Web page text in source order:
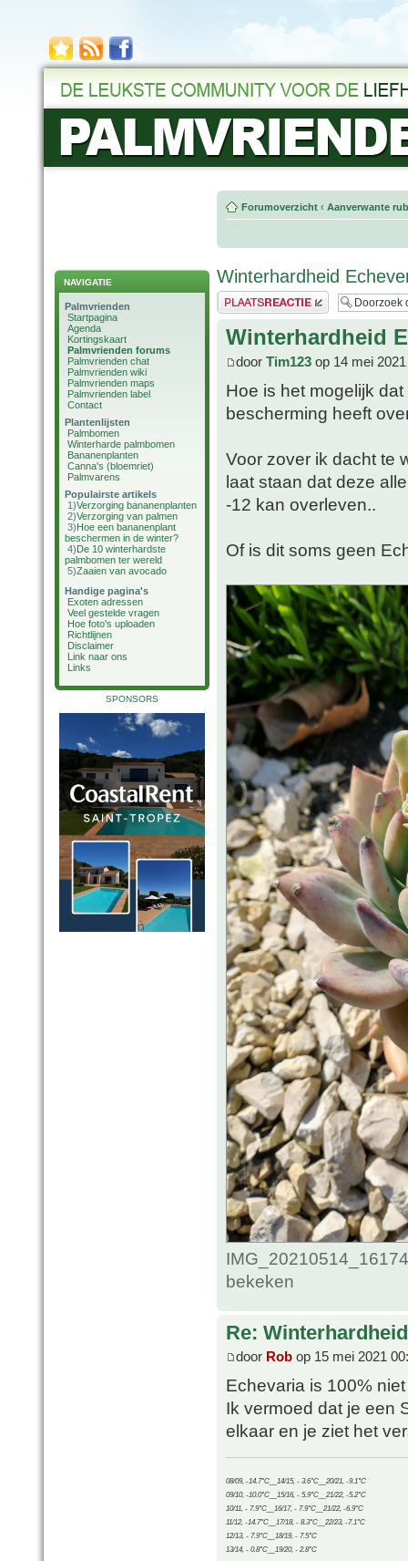
NAVIGATIE
Palmvrienden
Startpagina
Agenda
Kortingskaart
Palmvrienden forums
Palmvrienden chat
Palmvrienden wiki
Palmvrienden maps
Palmvrienden label
Contact
Plantenlijsten
Palmbomen
Winterharde palmbomen
Bananenplanten
Canna's (bloemriet)
Palmvarens
Populairste artikels
1)Verzorging bananenplanten
2)Verzorging van palmen
3)Hoe een bananenplant
beschermen in de winter?
4)De 10 winterhardste
palmbomen ter wereld
5)Zaaien van avocado
Handige pagina's
Exoten adressen
Veel gestelde vragen
Hoe foto's uploaden
Richtlijnen
Disclaimer
Link naar ons
Links
SPONSORS
Forumoverzicht ‹ Aanverwante
Winterhardheid
Plaats een reactie
Winterhardheid
door Tim123 op 14 mei
Hoe is het mogelijk
bescherming heeft
Voor zover ik dacht te
laat staan dat deze
-12 kan overleven..
Of is dit soms geen
bekeken
Re:
door Rob op 15 mei 2021
Echevaria is 100%
Ik vermoed dat je een
elkaar en je ziet het
08/09, -14.7°C__14/15, - 3.6°C__20/21, -9.1°C
09/10, -10.0°C__15/16, - 5.9°C__21/22, -5.2°C
10/11, - 7.9°C__16/17, - 7.9°C__21/22, -6.9°C
11/12, -14.7°C__17/18, - 8.3°C__22/23, -7.1°C
12/13, - 7.9°C__18/19, - 7.5°C
13/14, - 0.8°C__19/20, - 2.8°C